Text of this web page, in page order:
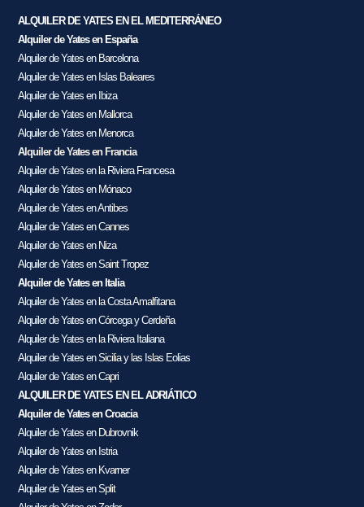
ALQUILER DE YATES EN EL MEDITERRÁNEO
Alquiler de Yates en España
Alquiler de Yates en Barcelona
Alquiler de Yates en Islas Baleares
Alquiler de Yates en Ibiza
Alquiler de Yates en Mallorca
Alquiler de Yates en Menorca
Alquiler de Yates en Francia
Alquiler de Yates en la Riviera Francesa
Alquiler de Yates en Mónaco
Alquiler de Yates en Antibes
Alquiler de Yates en Cannes
Alquiler de Yates en Niza
Alquiler de Yates en Saint Tropez
Alquiler de Yates en Italia
Alquiler de Yates en la Costa Amalfitana
Alquiler de Yates en Córcega y Cerdeña
Alquiler de Yates en la Riviera Italiana
Alquiler de Yates en Sicilia y las Islas Eolias
Alquiler de Yates en Capri
ALQUILER DE YATES EN EL ADRIÁTICO
Alquiler de Yates en Croacia
Alquiler de Yates en Dubrovnik
Alquiler de Yates en Istria
Alquiler de Yates en Kvarner
Alquiler de Yates en Split